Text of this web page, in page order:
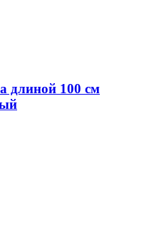
длиной 100 см